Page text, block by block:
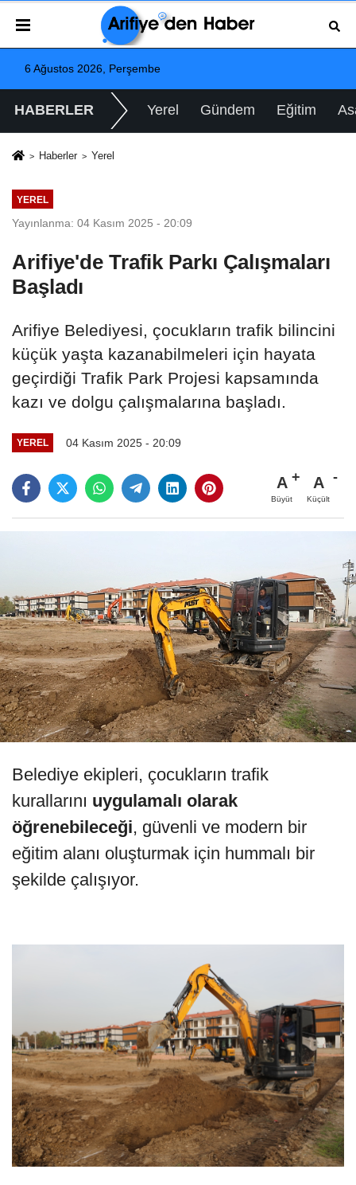
6 Ağustos 2026, Perşembe
HABERLER Yerel Gündem Eğitim
Haberler Yerel
YEREL
Yayınlanma: 04 Kasım 2025 - 20:09
Arifiye'de Trafik Parkı Çalışmaları
Başladı
Arifiye Belediyesi, çocukların trafik bilincini
küçük yaşta kazanabilmeleri için hayata
geçirdiği Trafik Park Projesi kapsamında
kazı ve dolgu çalışmalarına başladı.
YEREL 04 Kasım 2025 - 20:09
A
Büyüt
A
Küçült
Belediye ekipleri, çocukların trafik
kurallarını uygulamalı olarak
öğrenebileceği, güvenli ve modern bir
eğitim alanı oluşturmak için hummalı bir
şekilde çalışıyor.